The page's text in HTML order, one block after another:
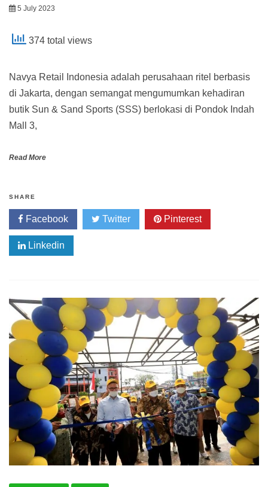
5 July 2023
374 total views
Navya Retail Indonesia adalah perusahaan ritel berbasis
di Jakarta, dengan semangat mengumumkan kehadiran
butik Sun & Sand Sports (SSS) berlokasi di Pondok Indah
Mall 3,
Read More
SHARE
Facebook Twitter Pinterest
Linkedin